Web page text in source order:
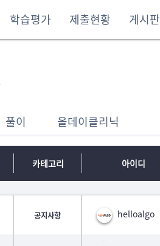
학습평가 제출현황 게시판
풀이 올데이클리닉
카테고리 아이디
공지사항 helloalgo